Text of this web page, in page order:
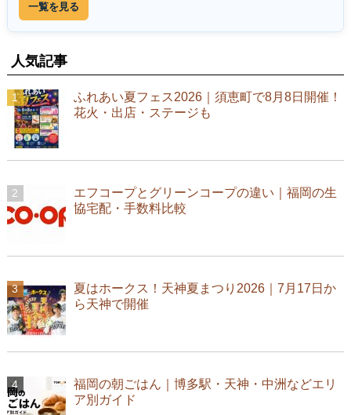
一覧を見る
人気記事
ふれあい夏フェス2026｜須恵町で8月8日開催！
花火・出店・ステージも
エフコープとグリーンコープの違い｜福岡の生
協宅配・手数料比較
夏はホークス！天神夏まつり2026｜7月17日か
ら天神で開催
福岡の朝ごはん｜博多駅・天神・中洲などエリ
ア別ガイド